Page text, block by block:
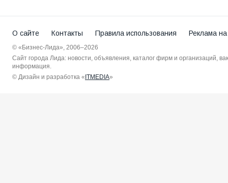
О сайте Контакты Правила использования Реклама
© «Бизнес-Лида», 2006–2026
Сайт города Лида: новости, объявления, каталог фирм и организаций,
информация.
© Дизайн и разработка « ITMEDIA»